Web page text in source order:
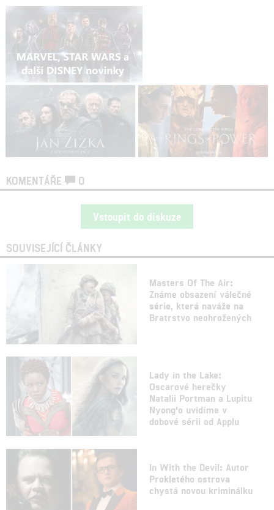
KOMENTÁŘE 0
Vstoupit do diskuze
SOUVISEJÍCÍ ČLÁNKY
Masters Of The Air:
Známe obsazení válečné
série, která naváže na
Bratrstvo neohrožených
Lady in the Lake:
Oscarové herečky
Natalii Portman a Lupitu
Nyong'o uvidíme v
dobové sérii od Applu
In With the Devil: Autor
Prokletého ostrova
chystá novou kriminálku